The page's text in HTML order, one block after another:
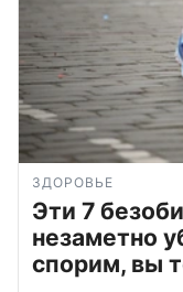
ЗДОРОВЬЕ
Эти 7
незаметно
спорим, вы